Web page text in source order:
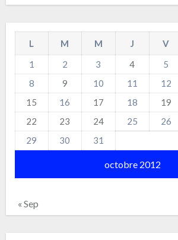
octobre 2012
L M M J V
1
2 3 4 5
8
9 10 11 12
15
16 17 18 19
22
23 24 25 26
29
30 31
« Sep